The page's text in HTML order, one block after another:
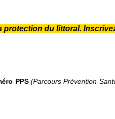
protection du littoral.
PPS (Parcours Prévention